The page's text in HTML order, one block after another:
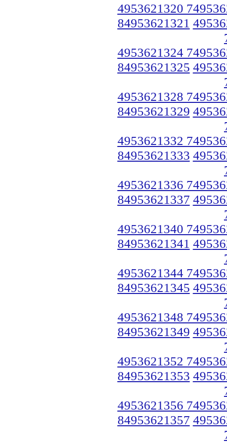
4953621320
84953621321
4953621324
84953621325
4953621328
84953621329
4953621332
84953621333
4953621336
84953621337
4953621340
84953621341
4953621344
84953621345
4953621348
84953621349
4953621352
84953621353
4953621356
84953621357